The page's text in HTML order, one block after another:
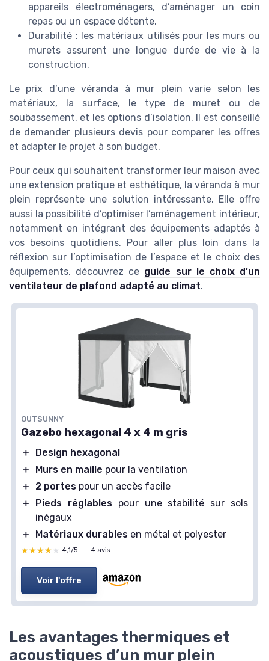
appareils électroménagers, d’aménager un coin
repas ou un espace détente.
Durabilité : les matériaux utilisés pour les murs ou
murets assurent une longue durée de vie à la
construction.
Le prix d’une véranda à mur plein varie selon les
matériaux, la surface, le type de muret ou de
soubassement, et les options d’isolation. Il est conseillé
de demander plusieurs devis pour comparer les offres
et adapter le projet à son budget.
Pour ceux qui souhaitent transformer leur maison avec
une extension pratique et esthétique, la véranda à mur
plein représente une solution intéressante. Elle offre
aussi la possibilité d’optimiser l’aménagement intérieur,
notamment en intégrant des équipements adaptés à
vos besoins quotidiens. Pour aller plus loin dans la
réflexion sur l’optimisation de l’espace et le choix des
équipements, découvrez ce guide sur le choix d’un
ventilateur de plafond adapté au climat.
OUTSUNNY
Gazebo hexagonal 4 x 4 m gris
＋
Design hexagonal
＋
Murs en maille pour la ventilation
＋
2 portes pour un accès facile
＋
Pieds réglablespour une stabilité sur sols
inégaux
＋
Matériaux durables en métal et polyester
★★★★★
★★★★★ 4,1/5 — 4 avis
Voir l'offre
Les avantages thermiques et
acoustiques d’un mur plein